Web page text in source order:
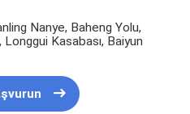
Nanye, Baheng Yolu,
Kasabası, Baiyun